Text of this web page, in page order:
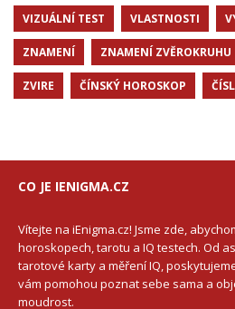
VIZUÁLNÍ TEST VLASTNOSTI
ZNAMENÍ ZNAMENÍ ZVĚROKRUHU
ZVIRE ČÍNSKÝ HOROSKOP
CO JE IENIGMA.CZ
Vítejte na iEnigma.cz! Jsme zde,
horoskopech, tarotu a IQ testech. Od
tarotové karty a měření IQ,
vám pomohou poznat sebe sama a
moudrost.